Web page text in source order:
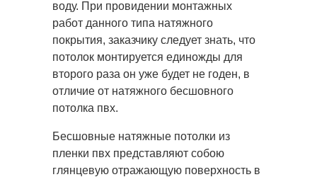
воду. При провидении монтажных
работ данного типа натяжного
покрытия, заказчику следует знать, что
потолок монтируется единожды для
второго раза он уже будет не годен, в
отличие от натяжного бесшовного
потолка пвх.
Бесшовные натяжные потолки из
пленки пвх представляют собою
глянцевую отражающую поверхность в